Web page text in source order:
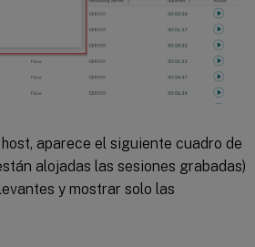
aparece el siguiente cuadro de
alojadas las sesiones grabadas)
y mostrar solo las